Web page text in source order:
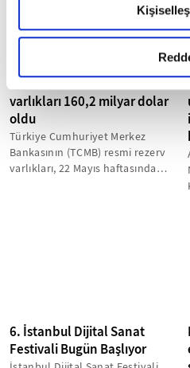
okumak ve sitemizi ziyaretiniz
gerçekleştirilen veri işleme
detaylı bilgi almak için lütfen
TCMB'nin resmi rezerv
varlıkları 160,2 milyar dolar
oldu
Türkiye Cumhuriyet Merkez
Bankasının (TCMB) resmi rezerv
varlıkları, 22 Mayıs haftasında
6. İstanbul Dijital Sanat
Festivali Bugün Başlıyor